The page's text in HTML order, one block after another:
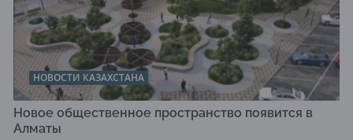
НОВОСТИ КАЗАХСТАНА
Новое общественное пространство появится в
Алматы